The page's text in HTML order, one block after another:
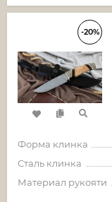
-20%
Форма клинка
Сталь клинка
Материал рукояти